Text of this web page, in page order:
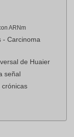
ARNm
- Carcinoma
de Huaier
señal
crónicas